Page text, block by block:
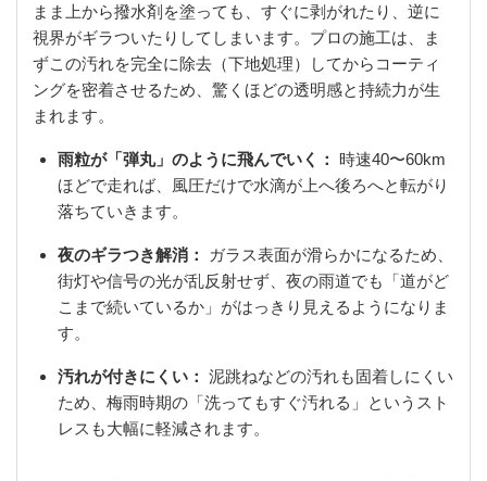
まま上から撥水剤を塗っても、すぐに剥がれたり、逆に
視界がギラついたりしてしまいます。プロの施工は、ま
ずこの汚れを完全に除去（下地処理）してからコーティ
ングを密着させるため、驚くほどの透明感と持続力が生
まれます。
雨粒が「弾丸」のように飛んでいく： 時速40〜60km
ほどで走れば、風圧だけで水滴が上へ後ろへと転がり
落ちていきます。
夜のギラつき解消：
ガラス表面が滑らかになるため、
街灯や信号の光が乱反射せず、夜の雨道でも「道がど
こまで続いているか」がはっきり見えるようになりま
す。
汚れが付きにくい： 泥跳ねなどの汚れも固着しにくい
ため、梅雨時期の「洗ってもすぐ汚れる」というスト
レスも大幅に軽減されます。